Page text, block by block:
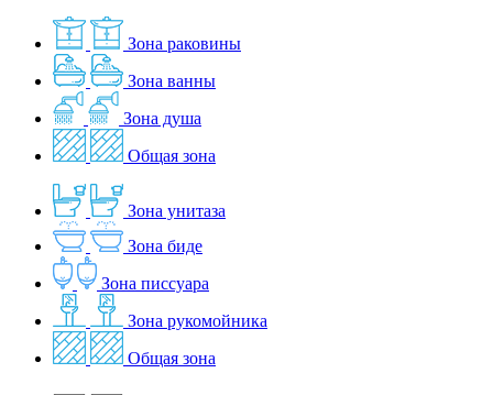
Зона раковины
Зона ванны
Зона душа
Общая зона
Зона унитаза
Зона биде
Зона писсуара
Зона рукомойника
Общая зона